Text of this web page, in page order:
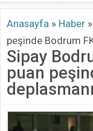
Anasayfa » Haber »
peşinde Bodrum
Sipay
puan